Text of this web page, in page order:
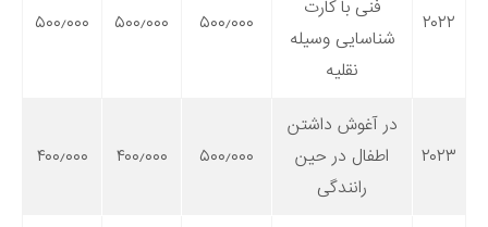
۲۰۲۲
فنی با کارت
شناسایی وسیله
نقلیه
۵۰۰٫۰۰۰ ۵۰۰٫۰۰۰ ۵۰۰٫۰۰۰
۲۰۲۳
در آغوش داشتن
اطفال در حین
رانندگی
۵۰۰٫۰۰۰ ۴۰۰٫۰۰۰ ۴۰۰٫۰۰۰